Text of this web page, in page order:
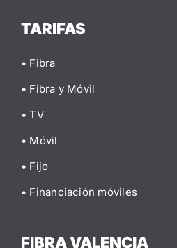
TARIFAS
• Fibra
• Fibra y Móvil
• TV
• Móvil
• Fijo
• Financiación móviles
FIBRA VALENCIA